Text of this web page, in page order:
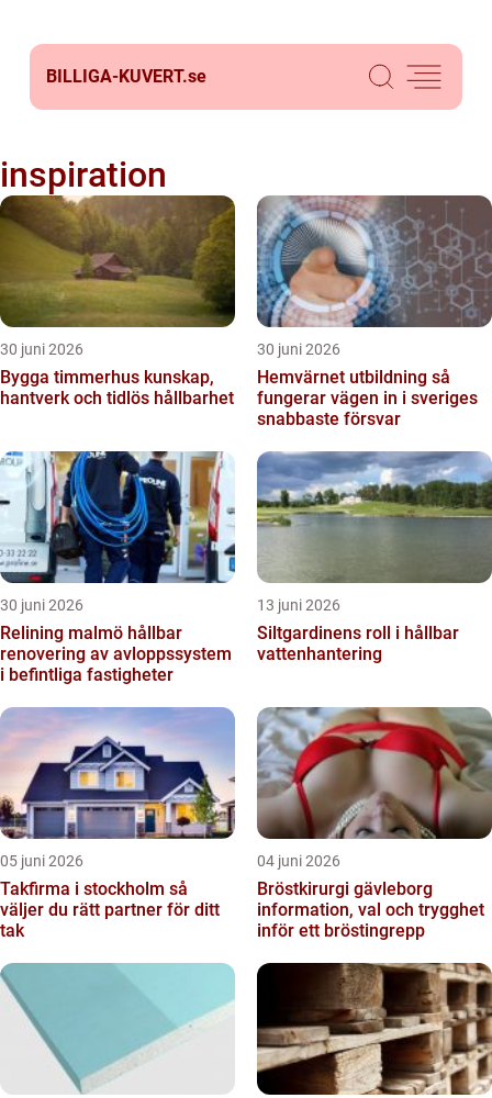
BILLIGA-KUVERT.se
inspiration
30 juni 2026
Bygga timmerhus kunskap,
hantverk och tidlös hållbarhet
30 juni 2026
Hemvärnet utbildning så
fungerar vägen in i sveriges
snabbaste försvar
30 juni 2026
Relining malmö hållbar
renovering av avloppssystem
i befintliga fastigheter
13 juni 2026
Siltgardinens roll i hållbar
vattenhantering
05 juni 2026
Takfirma i stockholm så
väljer du rätt partner för ditt
tak
04 juni 2026
Bröstkirurgi gävleborg
information, val och trygghet
inför ett bröstingrepp